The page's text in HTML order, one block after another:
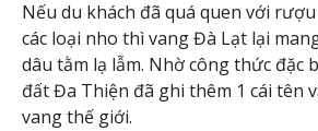
Nếu du khách đã quá quen với
các loại nho thì vang Đà Lạt lại
dâu tằm lạ lẫm. Nhờ công thức đặc
đất Đa Thiện đã ghi thêm 1 cái tên
vang thế giới.